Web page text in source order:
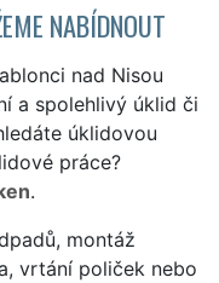
NABÍDNOUT
nad Nisou
a spolehlivý úklid či
úklidovou
práce?
.
montáž
vrtání poliček nebo